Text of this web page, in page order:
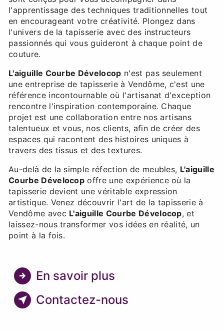
l'apprentissage des techniques traditionnelles tout
en encourageant votre créativité. Plongez dans
l'univers de la tapisserie avec des instructeurs
passionnés qui vous guideront à chaque point de
couture.
L'aiguille Courbe Dévelocop n'est pas seulement
une entreprise de tapisserie à Vendôme, c'est une
référence incontournable où l'artisanat d'exception
rencontre l'inspiration contemporaine. Chaque
projet est une collaboration entre nos artisans
talentueux et vous, nos clients, afin de créer des
espaces qui racontent des histoires uniques à
travers des tissus et des textures.
Au-delà de la simple réfection de meubles, L'aiguille
Courbe Dévelocop offre une expérience où la
tapisserie devient une véritable expression
artistique. Venez découvrir l'art de la tapisserie à
Vendôme avec L'aiguille Courbe Dévelocop, et
laissez-nous transformer vos idées en réalité, un
point à la fois.
En savoir plus
Contactez-nous